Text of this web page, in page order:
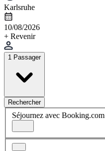
Karlsruhe
10/08/2026
+ Revenir
1 Passager
Rechercher
Séjournez avec Booking.com